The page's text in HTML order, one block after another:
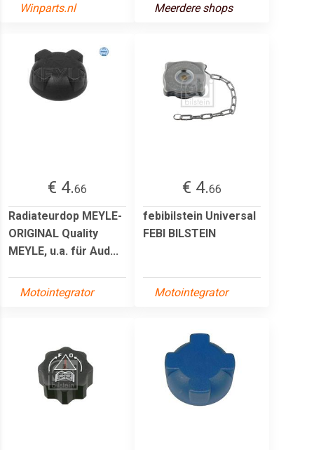
Winparts.nl
Meerdere shops
€ 4.66
Radiateurdop MEYLE-
ORIGINAL Quality
MEYLE, u.a. für Aud...
Motointegrator
€ 4.66
febibilstein Universal
FEBI BILSTEIN
Motointegrator